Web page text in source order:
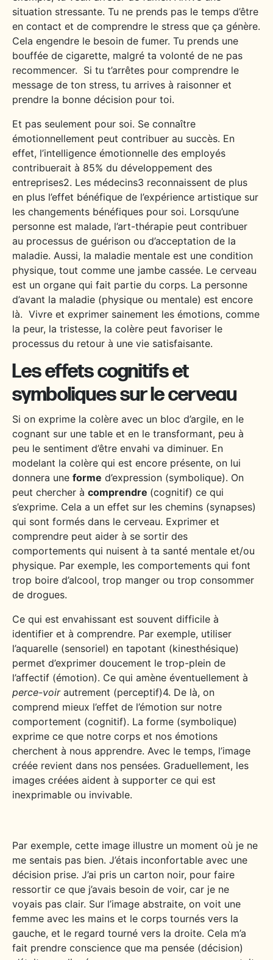
situation stressante. Tu ne prends pas le temps d’être
en contact et de comprendre le stress que ça génère.
Cela engendre le besoin de fumer. Tu prends une
bouffée de cigarette, malgré ta volonté de ne pas
recommencer. Si tu t’arrêtes pour comprendre le
message de ton stress, tu arrives à raisonner et
prendre la bonne décision pour toi.
Et pas seulement pour soi. Se connaître
émotionnellement peut contribuer au succès. En
effet, l’intelligence émotionnelle des employés
contribuerait à 85% du développement des
entreprises2. Les médecins3 reconnaissent de plus
en plus l’effet bénéfique de l’expérience artistique sur
les changements bénéfiques pour soi. Lorsqu’une
personne est malade, l’art-thérapie peut contribuer
au processus de guérison ou d’acceptation de la
maladie. Aussi, la maladie mentale est une condition
physique, tout comme une jambe cassée. Le cerveau
est un organe qui fait partie du corps. La personne
d’avant la maladie (physique ou mentale) est encore
là. Vivre et exprimer sainement les émotions, comme
la peur, la tristesse, la colère peut favoriser le
processus du retour à une vie satisfaisante.
Les effets cognitifs et
symboliques sur le cerveau
Si on exprime la colère avec un bloc d’argile, en le
cognant sur une table et en le transformant, peu à
peu le sentiment d’être envahi va diminuer. En
modelant la colère qui est encore présente, on lui
donnera une forme d’expression (symbolique). On
peut chercher à comprendre (cognitif) ce qui
s’exprime. Cela a un effet sur les chemins (synapses)
qui sont formés dans le cerveau. Exprimer et
comprendre peut aider à se sortir des
comportements qui nuisent à ta santé mentale et/ou
physique. Par exemple, les comportements qui font
trop boire d’alcool, trop manger ou trop consommer
de drogues.
Ce qui est envahissant est souvent difficile à
identifier et à comprendre. Par exemple, utiliser
l’aquarelle (sensoriel) en tapotant (kinesthésique)
permet d’exprimer doucement le trop-plein de
l’affectif (émotion). Ce qui amène éventuellement à
perce-voirautrement (perceptif)4. De là, on
comprend mieux l’effet de l’émotion sur notre
comportement (cognitif). La forme (symbolique)
exprime ce que notre corps et nos émotions
cherchent à nous apprendre. Avec le temps, l’image
créée revient dans nos pensées. Graduellement, les
images créées aident à supporter ce qui est
inexprimable ou invivable.
Par exemple, cette image illustre un moment où je ne
me sentais pas bien. J’étais inconfortable avec une
décision prise. J’ai pris un carton noir, pour faire
ressortir ce que j’avais besoin de voir, car je ne
voyais pas clair. Sur l’image abstraite, on voit une
femme avec les mains et le corps tournés vers la
gauche, et le regard tourné vers la droite. Cela m’a
fait prendre conscience que ma pensée (décision)